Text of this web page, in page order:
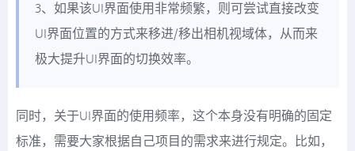
3、如果该UI界面使用非常频繁，则可尝试直接改变
UI界面位置的方式来移进/移出相机视域体，从而来
极大提升UI界面的切换效率。
同时，关于UI界面的使用频率，这个本身没有明确的固定
标准，需要大家根据自己项目的需求来进行规定。比如，